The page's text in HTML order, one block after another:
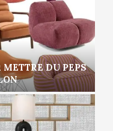
METTRE DU PEPS